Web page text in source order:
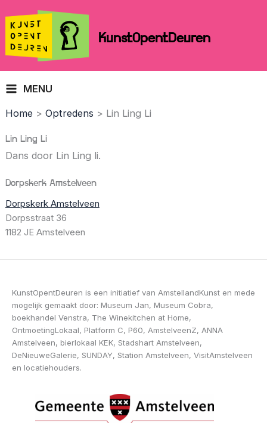
content
KunstOpentDeuren
MENU
Home Optredens Lin Ling Li
Lin Ling Li
Dans door Lin Ling li.
Dorpskerk Amstelveen
Dorpskerk Amstelveen
Dorpsstraat 36
1182 JE Amstelveen
KunstOpentDeuren is een initiatief van AmstellandKunst en mede
mogelijk gemaakt door: Museum Jan, Museum Cobra,
boekhandel Venstra, The Winekitchen at Home,
OntmoetingLokaal, Platform C, P60, AmstelveenZ, ANNA
Amstelveen, bierlokaal KEK, Stadshart Amstelveen,
DeNieuweGalerie, SUNDAY, Station Amstelveen, VisitAmstelveen
en locatiehouders.